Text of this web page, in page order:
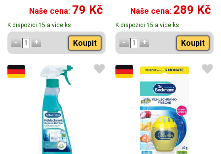
Naše cena: 79 Kč
K dispozici 15 a více ks
Koupit
Naše cena: 289 Kč
K dispozici 15 a více ks
Koupit